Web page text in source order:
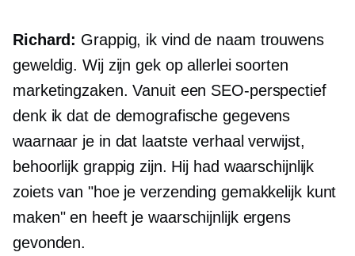
Richard: Grappig, ik vind de naam trouwens
geweldig. Wij zijn gek op allerlei soorten
marketingzaken. Vanuit een SEO-perspectief
denk ik dat de demografische gegevens
waarnaar je in dat laatste verhaal verwijst,
behoorlijk grappig zijn. Hij had waarschijnlijk
zoiets van "hoe je verzending gemakkelijk kunt
maken" en heeft je waarschijnlijk ergens
gevonden.